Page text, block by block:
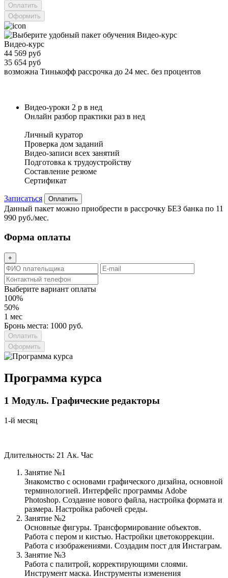
Оформить
Видео-курс
44 569 руб
35 654 руб
возможна Тинькофф рассрочка до 24 мес. без процентов
Видео-уроки 2 р в нед
Онлайн разбор практики раз в нед
Личный куратор
Проверка дом заданий
Видео-записи всех занятий
Подготовка к трудоустройству
Составление резюме
Сертификат
Записаться Оплатить
Данный пакет можно приобрести в рассрочку БЕЗ банка по 11
990 руб./мес.
Форма оплаты
+
Выберите вариант оплаты
100%
50%
1 мес
Бронь места: 1000 руб.
Оформить
Программа курса
1 Модуль. Графические редакторы
1-й месяц
Длительность: 21 Ак. Час
Занятие №1
Знакомство с основами графического дизайна, основной
терминологией. Интерфейс программы Adobe
Photoshop. Создание нового файла, настройка формата и
размера. Настройка рабочей среды.
Занятие №2
Основные фигуры. Трансформирование объектов.
Работа с пером и кистью. Настройки цветокоррекции.
Работа с изображениями. Создадим пост для Инстаграм.
Занятие №3
Работа с палитрой, корректирующими слоями.
Инструмент маска. Инструменты изменения